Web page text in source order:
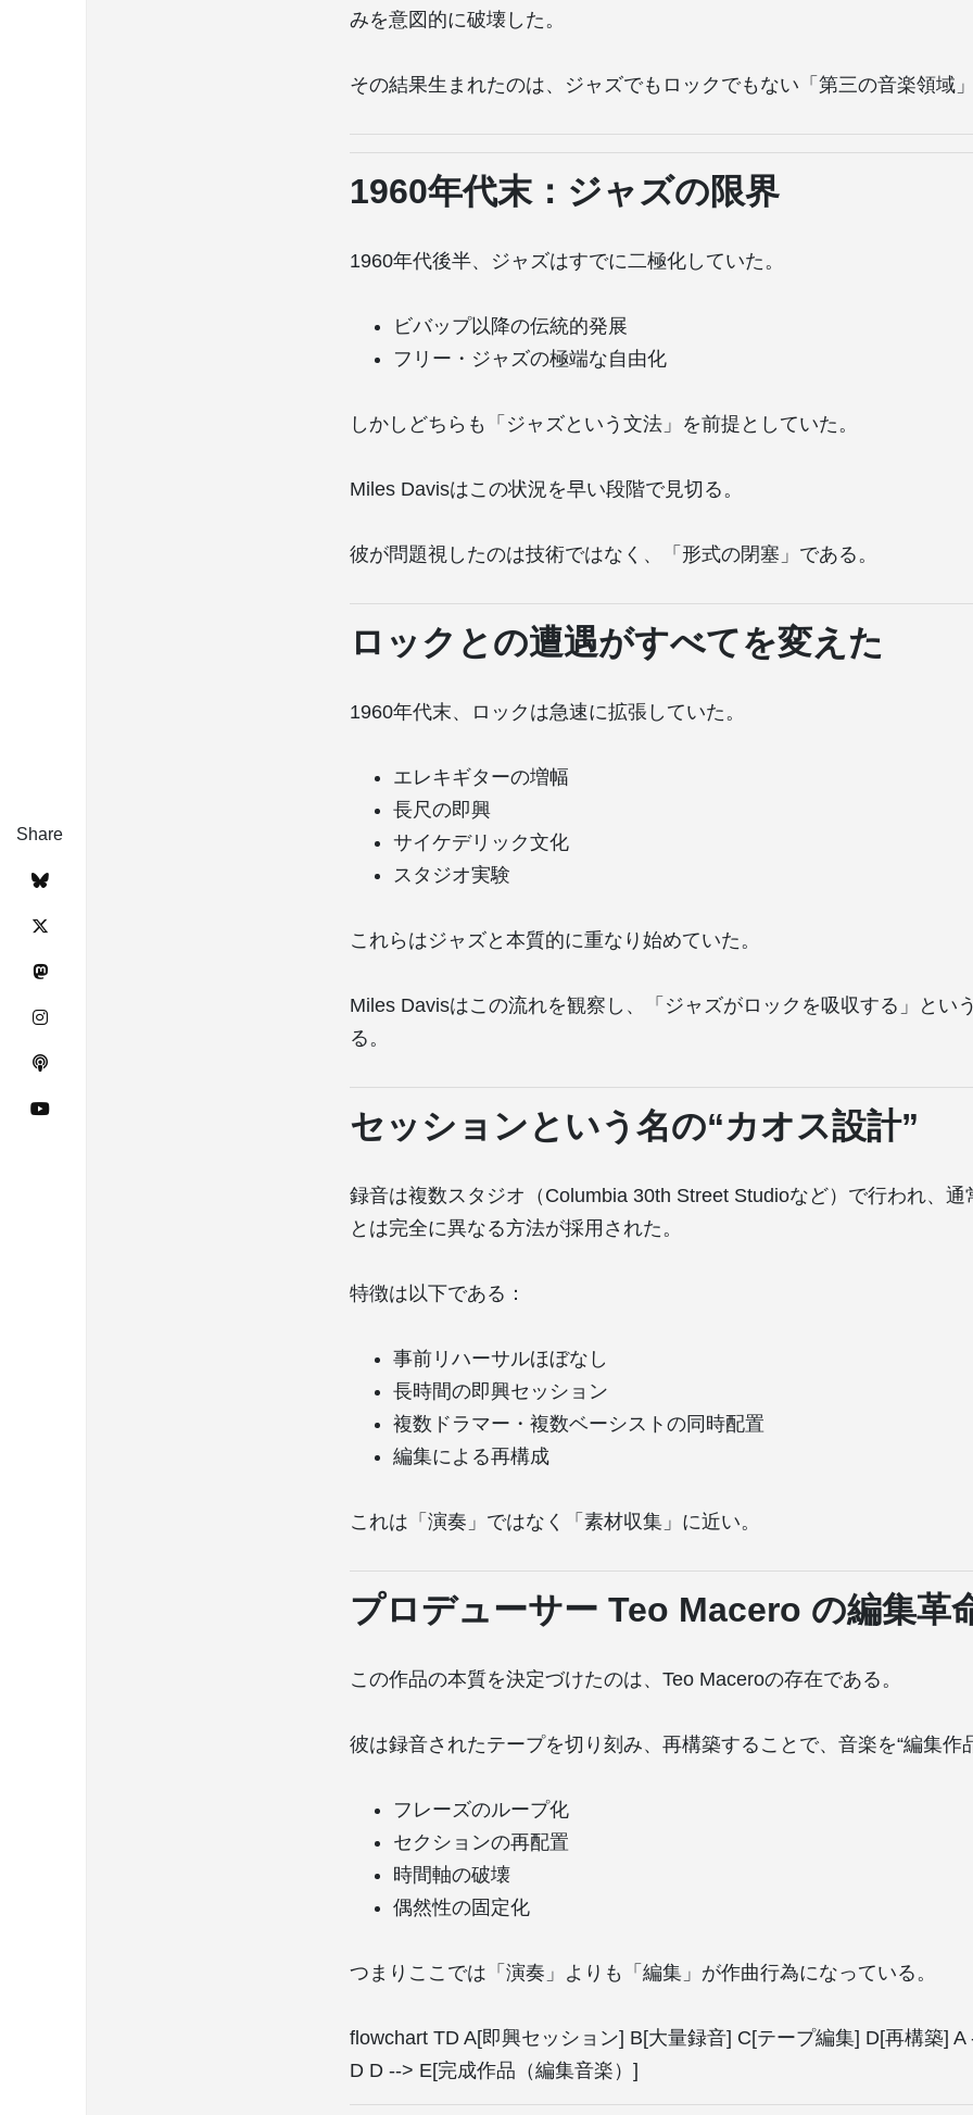
みを意図的に破壊した。
その結果生まれたのは、ジャズでもロックでもない「第三の音楽領域」
1960年代末：ジャズの限界
1960年代後半、ジャズはすでに二極化していた。
ビバップ以降の伝統的発展
フリー・ジャズの極端な自由化
しかしどちらも「ジャズという文法」を前提としていた。
Miles Davisはこの状況を早い段階で見切る。
彼が問題視したのは技術ではなく、「形式の閉塞」である。
ロックとの遭遇がすべてを変えた
1960年代末、ロックは急速に拡張していた。
エレキギターの増幅
長尺の即興
サイケデリック文化
スタジオ実験
これらはジャズと本質的に重なり始めていた。
Miles Davisはこの流れを観察し、「ジャズがロックを吸収する」とい
る。
セッションという名の“カオス設計”
録音は複数スタジオ（Columbia 30th Street Studioなど）で行われ、通
とは完全に異なる方法が採用された。
特徴は以下である：
事前リハーサルほぼなし
長時間の即興セッション
複数ドラマー・複数ベーシストの同時配置
編集による再構成
これは「演奏」ではなく「素材収集」に近い。
プロデューサー Teo Macero の編集革
この作品の本質を決定づけたのは、Teo Maceroの存在である。
彼は録音されたテープを切り刻み、再構築することで、音楽を“編集作
フレーズのループ化
セクションの再配置
時間軸の破壊
偶然性の固定化
つまりここでは「演奏」よりも「編集」が作曲行為になっている。
flowchart TD A[即興セッション] B[大量録音] C[テープ編集] D[再構築] A
D D --> E[完成作品（編集音楽）]
Share